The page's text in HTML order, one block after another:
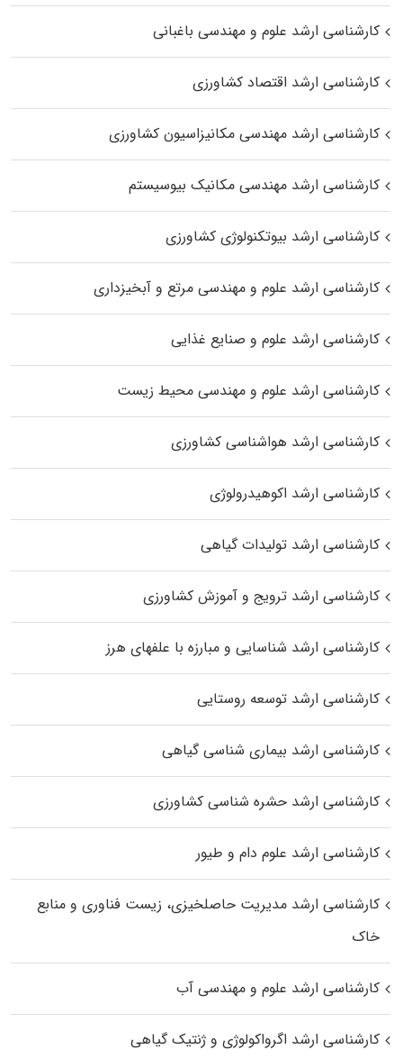
کارشناسی ارشد علوم و مهندسی باغبانی
کارشناسی ارشد اقتصاد کشاورزی
کارشناسی ارشد مهندسی مکانیزاسیون کشاورزی
کارشناسی ارشد مهندسی مکانیک بیوسیستم
کارشناسی ارشد بیوتکنولوژی کشاورزی
کارشناسی ارشد علوم و مهندسی مرتع و آبخیزداری
کارشناسی ارشد علوم و صنایع غذایی
کارشناسی ارشد علوم و مهندسی محیط زیست
کارشناسی ارشد هواشناسی کشاورزی
کارشناسی ارشد اکوهیدرولوژی
کارشناسی ارشد تولیدات گیاهی
کارشناسی ارشد ترویج و آموزش کشاورزی
کارشناسی ارشد شناسایی و مبارزه با علفهای هرز
کارشناسی ارشد توسعه روستایی
کارشناسی ارشد بیماری‌ شناسی گیاهی
کارشناسی ارشد حشره‌ شناسی کشاورزی
کارشناسی ارشد علوم دام و طیور
کارشناسی ارشد مدیریت حاصلخیزی، زیست فناوری و منابع
خاک
کارشناسی ارشد علوم و مهندسی آب
کارشناسی ارشد اگرواکولوژی و ژنتیک گیاهی